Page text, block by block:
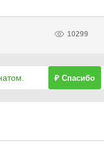
10299
₽ Спасибо